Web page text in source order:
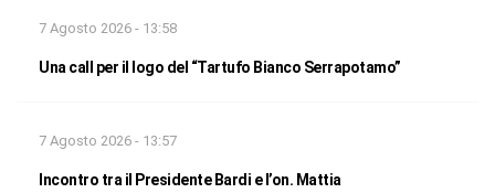
7 Agosto 2026 - 13:58
Una call per il logo del “Tartufo Bianco Serrapotamo”
7 Agosto 2026 - 13:57
Incontro tra il Presidente Bardi e l’on. Mattia